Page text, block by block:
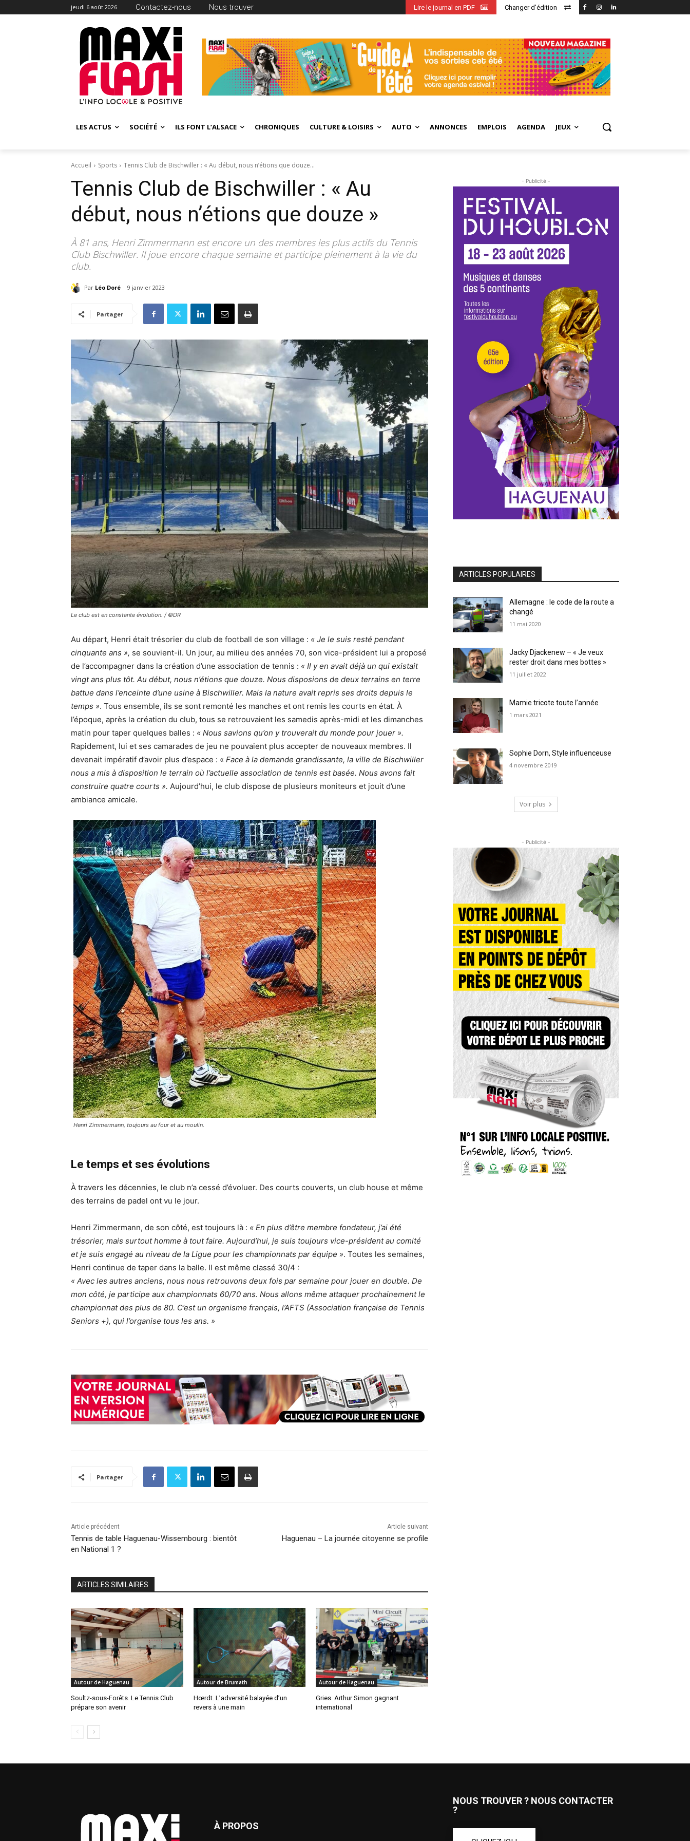
jeudi 6 août 2026 Contactez-nous Nous trouver Changer d'édition
Lire le journal en PDF
LES ACTUS SOCIÉTÉ ILS FONT L’ALSACE CHRONIQUES CULTURE & LOISIRS AUTO ANNONCES EMPLOIS AGENDA JEUX
Accueil Sports Tennis Club de Bischwiller : « Au début, nous n’étions que douze...
Tennis Club de Bischwiller : « Au
début, nous n’étions que douze »
À 81 ans, Henri Zimmermann est encore un des membres les plus actifs du Tennis
Club Bischwiller. Il joue encore chaque semaine et participe pleinement à la vie du
club.
Par Léo Doré 9 janvier 2023
Partager
Le club est en constante évolution. / ©DR
Au départ, Henri était trésorier du club de football de son village : « Je le suis resté pendant
cinquante ans », se souvient-il. Un jour, au milieu des années 70, son vice-président lui a proposé
de l’accompagner dans la création d’une association de tennis : « Il y en avait déjà un qui existait
vingt ans plus tôt. Au début, nous n’étions que douze. Nous disposions de deux terrains en terre
battue dans l’enceinte d’une usine à Bischwiller. Mais la nature avait repris ses droits depuis le
temps ». Tous ensemble, ils se sont remonté les manches et ont remis les courts en état. À
l’époque, après la création du club, tous se retrouvaient les samedis après-midi et les dimanches
matin pour taper quelques balles : « Nous savions qu’on y trouverait du monde pour jouer ».
Rapidement, lui et ses camarades de jeu ne pouvaient plus accepter de nouveaux membres. Il
devenait impératif d’avoir plus d’espace : « Face à la demande grandissante, la ville de Bischwiller
nous a mis à disposition le terrain où l’actuelle association de tennis est basée. Nous avons fait
construire quatre courts ». Aujourd’hui, le club dispose de plusieurs moniteurs et jouit d’une
ambiance amicale.
Henri Zimmermann, toujours au four et au moulin.
Le temps et ses évolutions
À travers les décennies, le club n’a cessé d’évoluer. Des courts couverts, un club house et même
des terrains de padel ont vu le jour.
Henri Zimmermann, de son côté, est toujours là : « En plus d’être membre fondateur, j’ai été
trésorier, mais surtout homme à tout faire. Aujourd’hui, je suis toujours vice-président au comité
et je suis engagé au niveau de la Ligue pour les championnats par équipe ». Toutes les semaines,
Henri continue de taper dans la balle. Il est même classé 30/4 :
« Avec les autres anciens, nous nous retrouvons deux fois par semaine pour jouer en double. De
mon côté, je participe aux championnats 60/70 ans. Nous allons même attaquer prochainement le
championnat des plus de 80. C’est un organisme français, l’AFTS (Association française de Tennis
Seniors +), qui l’organise tous les ans. »
Partager
Article précédent
Tennis de table Haguenau-Wissembourg : bientôt
en National 1 ?
Article suivant
Haguenau – La journée citoyenne se profile
ARTICLES SIMILAIRES
Autour de Haguenau
Soultz-sous-Forêts. Le Tennis Club
prépare son avenir
Autour de Brumath
Hœrdt. L’adversité balayée d’un
revers à une main
Autour de Haguenau
Gries. Arthur Simon gagnant
international
- Publicité -
ARTICLES POPULAIRES
Allemagne : le code de la route a
changé
11 mai 2020
Jacky Djackenew – « Je veux
rester droit dans mes bottes »
11 juillet 2022
Mamie tricote toute l’année
1 mars 2021
Sophie Dorn, Style influenceuse
4 novembre 2019
Voir plus
- Publicité -
À PROPOS
NOUS TROUVER ? NOUS CONTACTER
?